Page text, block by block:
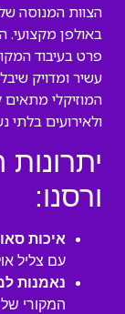
הצוות המנוסה
באולפן
פרט בעיבוד
עשיר ומדויק
המוזיקלי מתאים
ולאירועים בלתי
יתרונות
ורסנו:
איכות
עם צליל
נאמנות
המקורי